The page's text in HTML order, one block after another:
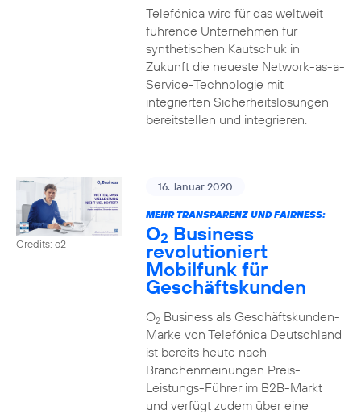
Telefónica wird für das weltweit
führende Unternehmen für
synthetischen Kautschuk in
Zukunft die neueste Network-as-a-
Service-Technologie mit
integrierten Sicherheitslösungen
bereitstellen und integrieren.
Credits: o2
16. Januar 2020
MEHR TRANSPARENZ UND FAIRNESS:
O2 Business
revolutioniert
Mobilfunk für
Geschäftskunden
O2Business als Geschäftskunden-
Marke von Telefónica Deutschland
ist bereits heute nach
Branchenmeinungen Preis-
Leistungs-Führer im B2B-Markt
und verfügt zudem über eine